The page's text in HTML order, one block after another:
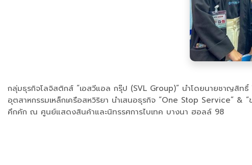
กลุ่มธุรกิจโลจิสติกส์ “เอสวีแอล กรุ๊ป (SVL Group)” นำโดยนายชาญสิ
อุตสาหกรรมเหล็กเครือสหวิริยา นำเสนอธุรกิจ “One Stop Service” &
คึกคัก ณ ศูนย์แสดงสินค้าและนิทรรศการไบเทค บางนา ฮอลล์ 98